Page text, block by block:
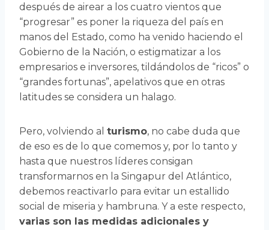
después de airear a los cuatro vientos que
“progresar” es poner la riqueza del país en
manos del Estado, como ha venido haciendo el
Gobierno de la Nación, o estigmatizar a los
empresarios e inversores, tildándolos de “ricos” o
“grandes fortunas”, apelativos que en otras
latitudes se considera un halago.
Pero, volviendo al turismo, no cabe duda que
de eso es de lo que comemos y, por lo tanto y
hasta que nuestros líderes consigan
transformarnos en la Singapur del Atlántico,
debemos reactivarlo para evitar un estallido
social de miseria y hambruna. Y a este respecto,
varias son las medidas adicionales y